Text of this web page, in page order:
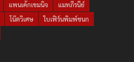
แพนเค้กเขมนิจ
แมทภีรนีย์
โน๊ตวิเศษ
ใบเฟิร์นพิมพ์ชนก